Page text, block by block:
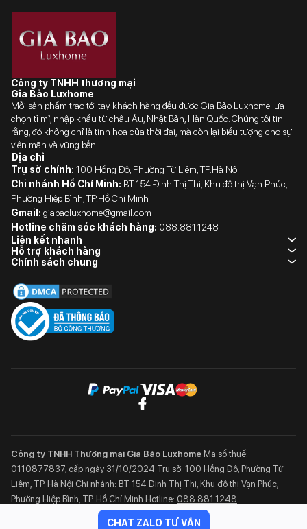
Chức năng Pizza
Tần số 50; 60 Hz
Cường độ dòng
điện
Công suất 1220W
Hiệu điện thế 220-240 V
Chiều dài dây
Loại phích cắm
Bảo hành
CHAT ZALO TƯ VẤN
Công ty TNHH thương mại
Gia Bảo Luxhome
Mỗi sản phẩm trao tới tay khách hàng đều được Gia Bảo Luxhome lựa
chọn tỉ mỉ, nhập khẩu từ châu Âu, Nhật Bản, Hàn Quốc. Chúng tôi tin
rằng, đó không chỉ là tinh hoa của thời đại, mà còn lại biểu tượng cho sự
viên mãn và vững bền.
Địa chỉ
Trụ sở chính: 100 Hồng Đô, Phường Từ Liêm, TP.Hà Nội
Chi nhánh Hồ Chí Minh: BT 154 Đinh Thị Thi, Khu đô thị Vạn Phúc,
Phường Hiệp Bình, TP.Hồ Chí Minh
Gmail: giabaoluxhome@gmail.com
Hotline chăm sóc khách hàng: 088.881.1248
Liên kết nhanh
Hỗ trợ khách hàng
Chính sách chung
Công ty TNHH Thương mại Gia Bảo Luxhome Mã số thuế:
0110877837, cấp ngày 31/10/2024 Trụ sở: 100 Hồng Đô, Phường Từ
Liêm, TP. Hà Nội Chi nhánh: BT 154 Đinh Thị Thi, Khu đô thị Vạn Phúc,
Phường Hiệp Bình, TP. Hồ Chí Minh Hotline: 088.881.1248